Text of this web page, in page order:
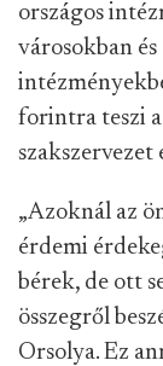
országos
városokban
forintra teszi
szakszervezet
„Azoknál az
érdemi
bérek, de ott
összegről
Orsolya. Ez